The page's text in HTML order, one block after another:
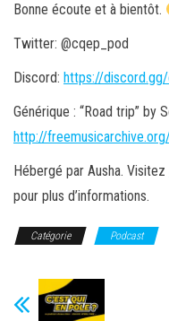
Bonne écoute et à bientôt.
Twitter: @cqep_pod
Discord: https://
Générique : “Road trip” by
http://
Hébergé par Ausha. Visitez
pour plus d’informations.
Catégorie Podcast